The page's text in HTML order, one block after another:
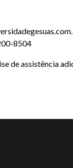
8504
de assistência